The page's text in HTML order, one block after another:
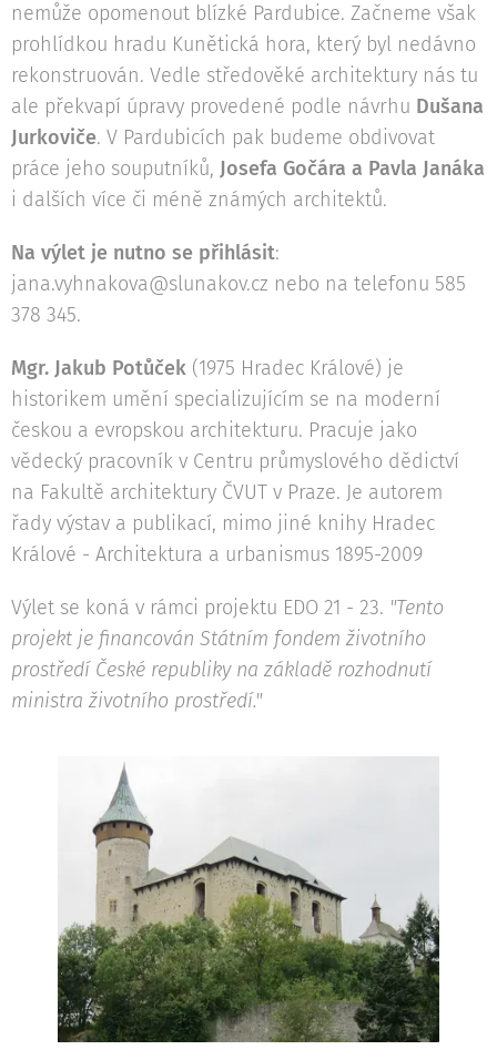
nemůže opomenout blízké Pardubice. Začneme však
prohlídkou hradu Kunětická hora, který byl nedávno
rekonstruován. Vedle středověké architektury nás tu
ale překvapí úpravy provedené podle návrhu Dušana
Jurkoviče. V Pardubicích pak budeme obdivovat
práce jeho souputníků, Josefa Gočára a Pavla Janáka
i dalších více či méně známých architektů.
Na výlet je nutno se přihlásit:
jana.vyhnakova@slunakov.cz nebo na telefonu 585
378 345.
Mgr. Jakub Potůček (1975 Hradec Králové) je
historikem umění specializujícím se na moderní
českou a evropskou architekturu. Pracuje jako
vědecký pracovník v Centru průmyslového dědictví
na Fakultě architektury ČVUT v Praze. Je autorem
řady výstav a publikací, mimo jiné knihy Hradec
Králové - Architektura a urbanismus 1895-2009
Výlet se koná v rámci projektu EDO 21 - 23. "Tento
projekt je financován Státním fondem životního
prostředí České republiky na základě rozhodnutí
ministra životního prostředí."